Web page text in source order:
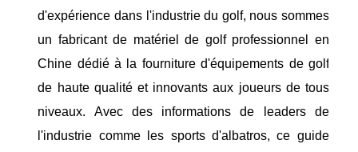
d'expérience dans l'industrie du golf, nous sommes
un fabricant de matériel de golf professionnel en
Chine dédié à la fourniture d'équipements de golf
de haute qualité et innovants aux joueurs de tous
niveaux. Avec des informations de leaders de
l'industrie comme les sports d'albatros, ce guide